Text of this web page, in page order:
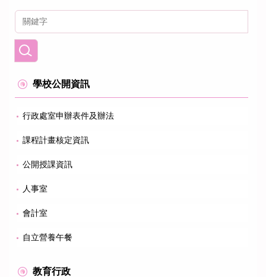
學校公開資訊
行政處室申辦表件及辦法
課程計畫核定資訊
公開授課資訊
人事室
會計室
自立營養午餐
教育行政